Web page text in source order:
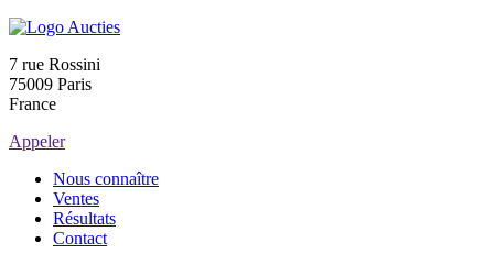
7 rue Rossini
75009 Paris
France
Appeler
Nous connaître
Ventes
Résultats
Contact